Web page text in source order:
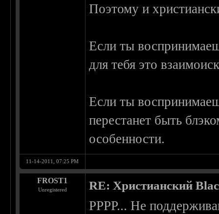
Поэтому и
Если ты
для тебя это
Если ты
перестанет быть
особенности.
11-14-2011, 07:25 PM
FROST1
Unregistered RE: Христианский
РРРР... Не